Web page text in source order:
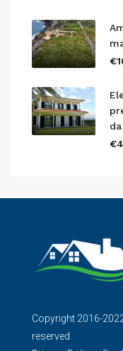
Copyright 2016-
reserved